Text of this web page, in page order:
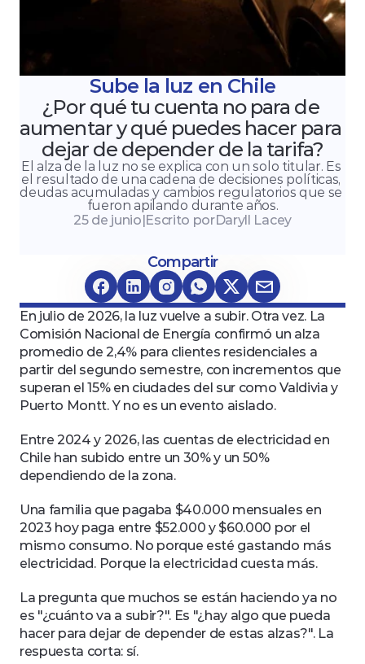
Sube la luz en Chile
¿Por qué tu cuenta no para de
aumentar y qué puedes hacer para
dejar de depender de la tarifa?
El alza de la luz no se explica con un solo titular. Es
el resultado de una cadena de decisiones políticas,
deudas acumuladas y cambios regulatorios que se
fueron apilando durante años.
25 de junio|Escrito porDaryll Lacey
Compartir
En julio de 2026, la luz vuelve a subir. Otra vez. La
Comisión Nacional de Energía confirmó un alza
promedio de 2,4% para clientes residenciales a
partir del segundo semestre, con incrementos que
superan el 15% en ciudades del sur como Valdivia y
Puerto Montt. Y no es un evento aislado.
Entre 2024 y 2026, las cuentas de electricidad en
Chile han subido entre un 30% y un 50%
dependiendo de la zona.
Una familia que pagaba $40.000 mensuales en
2023 hoy paga entre $52.000 y $60.000 por el
mismo consumo. No porque esté gastando más
electricidad. Porque la electricidad cuesta más.
La pregunta que muchos se están haciendo ya no
es "¿cuánto va a subir?". Es "¿hay algo que pueda
hacer para dejar de depender de estas alzas?". La
respuesta corta: sí.